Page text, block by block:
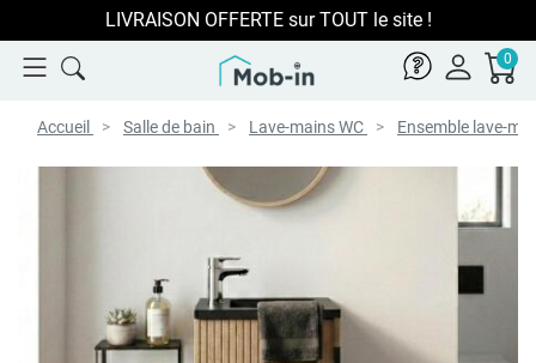
LIVRAISON OFFERTE sur TOUT le site !
0
Accueil Salle de bain Lave-mains WC Ensemble lave-